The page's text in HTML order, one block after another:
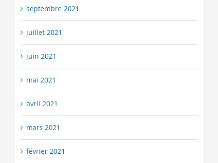
septembre 2021
juillet 2021
juin 2021
mai 2021
avril 2021
mars 2021
février 2021